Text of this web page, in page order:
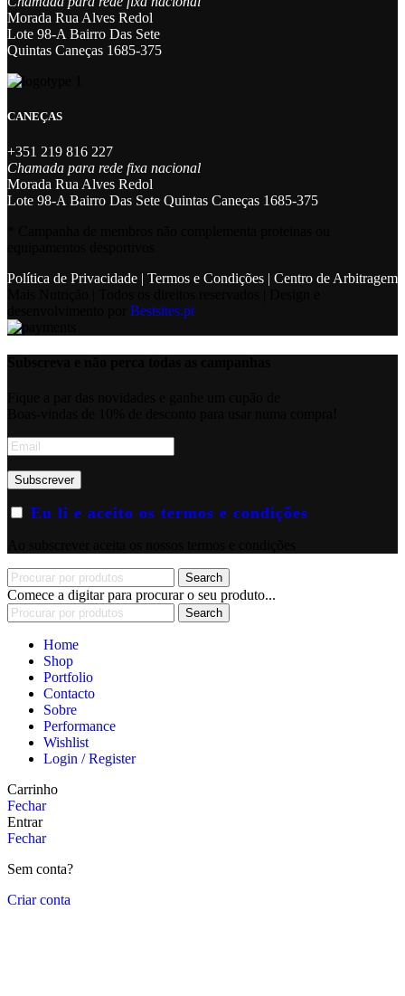
Morada Rua Alves Redol
Lote 98-A Bairro Das Sete
Quintas Caneças 1685-375
CANEÇAS
+351 219 816 227
Chamada para rede fixa nacional
Morada Rua Alves Redol
Lote 98-A Bairro Das Sete Quintas Caneças 1685-375
Política de Privacidade | Termos e Condições | Centro de Arbitragem
Bestsites.pt
Eu li e aceito os termos e condições
Search
Comece a digitar para procurar o seu produto...
Search
Home
Shop
Portfolio
Contacto
Sobre
Performance
Wishlist
Login / Register
Carrinho
Fechar
Entrar
Fechar
Sem conta?
Criar conta